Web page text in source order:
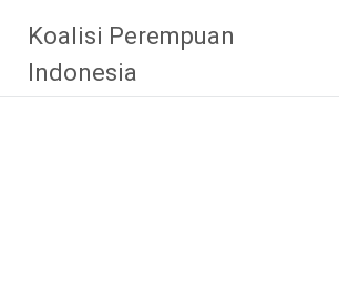
content
Koalisi Perempuan
Indonesia